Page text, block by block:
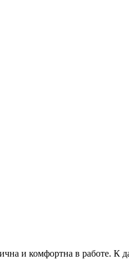
и комфортна в работе. К